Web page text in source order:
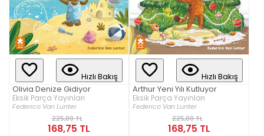
Hızlı Bakış
Olivia Denize Gidiyor
Eksik Parça Yayınları
Federico Van Lunter
225,00 TL
168,75 TL
Hızlı Bakış
Arthur Yeni Yılı Kutluyor
Eksik Parça Yayınları
Federico Van Lunter
225,00 TL
168,75 TL